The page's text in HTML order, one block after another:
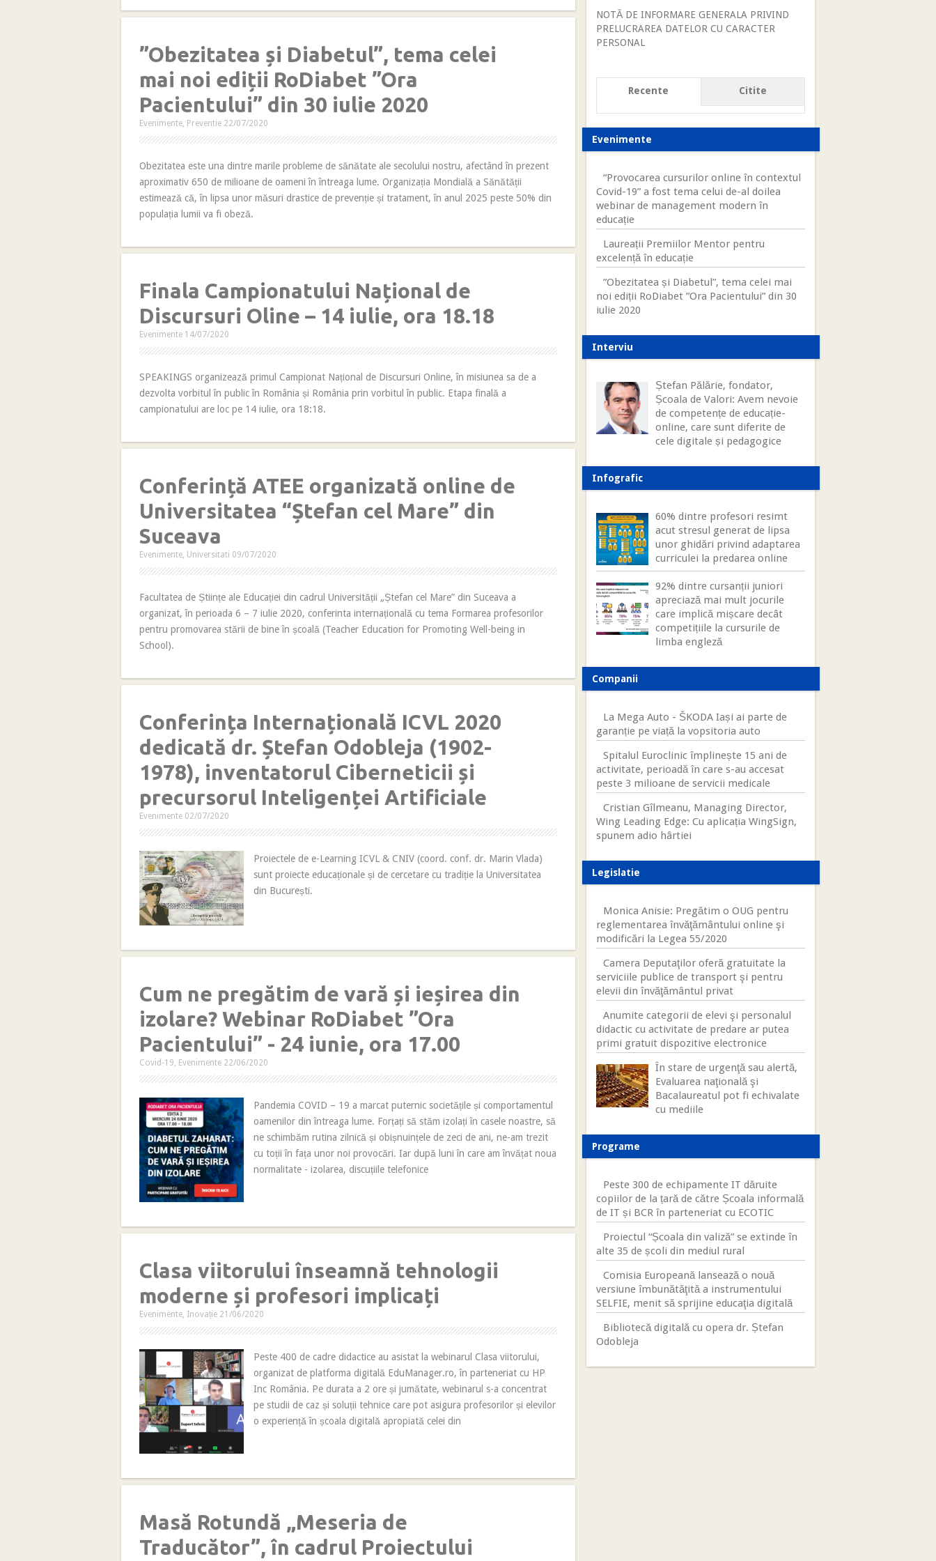
”Obezitatea și Diabetul”, tema celei
mai noi ediții RoDiabet ”Ora
Pacientului” din 30 iulie 2020
Evenimente, Preventie 22/07/2020
Obezitatea este una dintre marile probleme de sănătate ale secolului nostru, afectând în prezent
aproximativ 650 de milioane de oameni în întreaga lume. Organizația Mondială a Sănătății
estimează că, în lipsa unor măsuri drastice de prevenție și tratament, în anul 2025 peste 50% din
populația lumii va fi obeză.
Finala Campionatului Național de
Discursuri Oline – 14 iulie, ora 18.18
Evenimente 14/07/2020
SPEAKINGS organizează primul Campionat Național de Discursuri Online, în misiunea sa de a
dezvolta vorbitul în public în România și România prin vorbitul în public. Etapa finală a
campionatului are loc pe 14 iulie, ora 18:18.
Conferință ATEE organizată online de
Universitatea “Ștefan cel Mare” din
Suceava
Evenimente, Universitati 09/07/2020
Facultatea de Științe ale Educației din cadrul Universității „Ștefan cel Mare” din Suceava a
organizat, în perioada 6 – 7 iulie 2020, conferinta internațională cu tema Formarea profesorilor
pentru promovarea stării de bine în școală (Teacher Education for Promoting Well-being in
School).
Conferința Internațională ICVL 2020
dedicată dr. Ștefan Odobleja (1902-
1978), inventatorul Ciberneticii și
precursorul Inteligenței Artificiale
Evenimente 02/07/2020
Proiectele de e-Learning ICVL & CNIV (coord. conf. dr. Marin Vlada)
sunt proiecte educaționale și de cercetare cu tradiție la Universitatea
din București.
Cum ne pregătim de vară și ieșirea din
izolare? Webinar RoDiabet ”Ora
Pacientului” - 24 iunie, ora 17.00
Covid-19, Evenimente 22/06/2020
Pandemia COVID – 19 a marcat puternic societățile și comportamentul
oamenilor din întreaga lume. Forțați să stăm izolați în casele noastre, să
ne schimbăm rutina zilnică și obișnuințele de zeci de ani, ne-am trezit
cu toții în fața unor noi provocări. Iar după luni în care am învățat noua
normalitate - izolarea, discuțiile telefonice
Clasa viitorului înseamnă tehnologii
moderne și profesori implicați
Evenimente, Inovație 21/06/2020
Peste 400 de cadre didactice au asistat la webinarul Clasa viitorului,
organizat de platforma digitală EduManager.ro, în parteneriat cu HP
Inc România. Pe durata a 2 ore și jumătate, webinarul s-a concentrat
pe studii de caz și soluții tehnice care pot asigura profesorilor și elevilor
o experiență în școala digitală apropiată celei din
Masă Rotundă „Meseria de
Traducător”, în cadrul Proiectului
NOTĂ DE INFORMARE GENERALA PRIVIND
PRELUCRAREA DATELOR CU CARACTER
PERSONAL
Recente Citite
Evenimente
“Provocarea cursurilor online în contextul
Covid-19” a fost tema celui de-al doilea
webinar de management modern în
educație
Laureații Premiilor Mentor pentru
excelență în educație
”Obezitatea și Diabetul”, tema celei mai
noi ediții RoDiabet ”Ora Pacientului” din 30
iulie 2020
Interviu
Ștefan Pălărie, fondator,
Școala de Valori: Avem nevoie
de competențe de educație-
online, care sunt diferite de
cele digitale și pedagogice
Infografic
60% dintre profesori resimt
acut stresul generat de lipsa
unor ghidări privind adaptarea
curriculei la predarea online
92% dintre cursanții juniori
apreciază mai mult jocurile
care implică mișcare decât
competițiile la cursurile de
limba engleză
Companii
La Mega Auto - ŠKODA Iași ai parte de
garanție pe viață la vopsitoria auto
Spitalul Euroclinic împlinește 15 ani de
activitate, perioadă în care s-au accesat
peste 3 milioane de servicii medicale
Cristian Gîlmeanu, Managing Director,
Wing Leading Edge: Cu aplicația WingSign,
spunem adio hârtiei
Legislatie
Monica Anisie: Pregătim o OUG pentru
reglementarea învăţământului online şi
modificări la Legea 55/2020
Camera Deputaţilor oferă gratuitate la
serviciile publice de transport şi pentru
elevii din învăţământul privat
Anumite categorii de elevi şi personalul
didactic cu activitate de predare ar putea
primi gratuit dispozitive electronice
În stare de urgenţă sau alertă,
Evaluarea naţională şi
Bacalaureatul pot fi echivalate
cu mediile
Programe
Peste 300 de echipamente IT dăruite
copiilor de la țară de către Școala informală
de IT și BCR în parteneriat cu ECOTIC
Proiectul “Școala din valiză” se extinde în
alte 35 de școli din mediul rural
Comisia Europeană lansează o nouă
versiune îmbunătăţită a instrumentului
SELFIE, menit să sprijine educaţia digitală
Bibliotecă digitală cu opera dr. Ștefan
Odobleja